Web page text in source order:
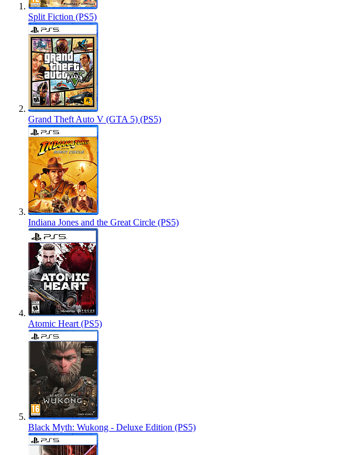
Split Fiction (PS5)
Grand Theft Auto V (GTA 5) (PS5)
Indiana Jones and the Great Circle (PS5)
Atomic Heart (PS5)
Black Myth: Wukong - Deluxe Edition (PS5)